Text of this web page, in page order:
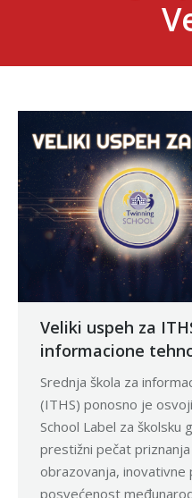
Veliki uspeh za
informacione
eTwinning School
godinu!
Srednja škola za
(ITHS) ponosno je
School Label za školsku
prestižni pečat
obrazovanja, inovativne
posvećenost